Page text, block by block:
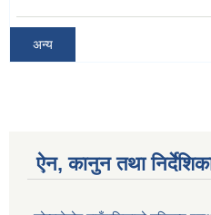
अन्य
ऐन, कानुन तथा